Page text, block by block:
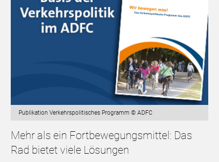
Publikation Verkehrspolitisches Programm © ADFC
Mehr als ein Fortbewegungsmittel: Das
Rad bietet viele Lösungen